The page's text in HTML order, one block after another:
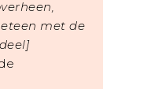
met de